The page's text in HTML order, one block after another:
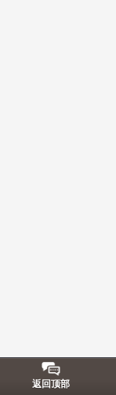
返回顶部